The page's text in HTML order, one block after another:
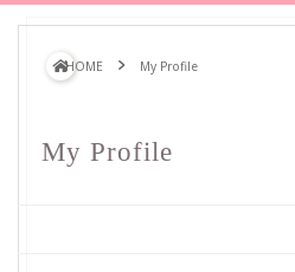
HOME My Profile
My Profile